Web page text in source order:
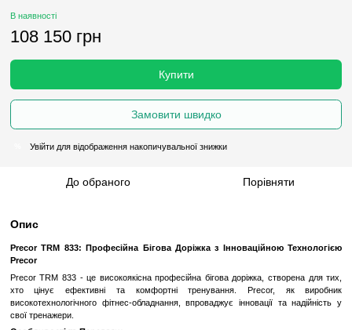
Стан товару
Без реставрації
В наявності
108 150 грн
Замовити швидко
% Увійтидля відображення накопичувальної знижки